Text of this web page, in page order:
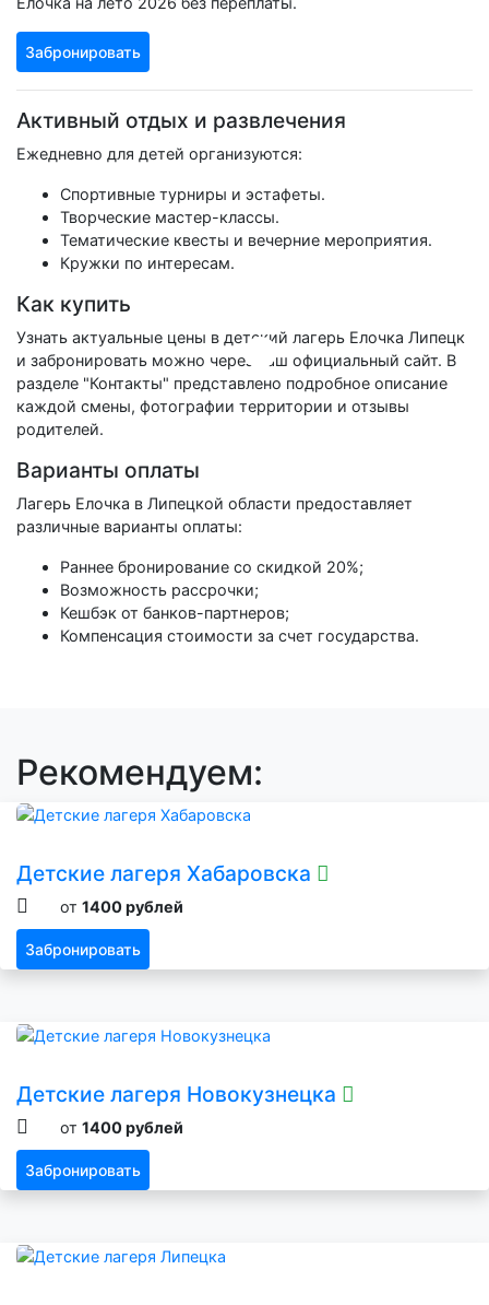
Забронировать
Активный отдых и развлечения
Ежедневно для детей организуются:
Спортивные турниры и эстафеты.
Творческие мастер-классы.
Тематические квесты и вечерние мероприятия.
Кружки по интересам.
Как купить
Узнать актуальные цены в детский лагерь Елочка Липецк
и забронировать можно через наш официальный сайт. В
разделе "Контакты" представлено подробное описание
каждой смены, фотографии территории и отзывы
родителей.
Варианты оплаты
Лагерь Елочка в Липецкой области предоставляет
различные варианты оплаты:
Раннее бронирование со скидкой 20%;
Возможность рассрочки;
Кешбэк от банков-партнеров;
Компенсация стоимости за счет государства.
Рекомендуем:
Детские лагеря Хабаровска
от 1400 рублей
Забронировать
Детские лагеря Новокузнецка
от 1400 рублей
Забронировать